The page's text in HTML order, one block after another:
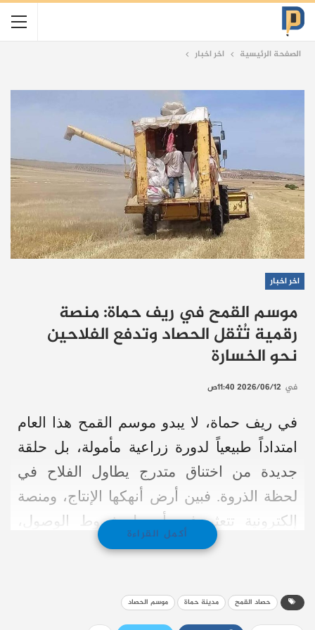
الصفحة الرئيسية اخر اخبار
اخر اخبار
موسم القمح في ريف حماة: منصة
رقمية تُثقل الحصاد وتدفع الفلاحين
نحو الخسارة
في 2026/06/12 11:40ص
في ريف حماة، لا يبدو موسم القمح هذا العام
امتداداً طبيعياً لدورة زراعية مأمولة، بل حلقة
جديدة من اختناق متدرج يطاول الفلاح في
لحظة الذروة. فبين أرض أنهكها الإنتاج، ومنصة
إلكترونية تتعثر في أبسط شروط الوصول،
تتشكل معادلة قاسية تجعل من الحصاد بداية
منصة التسويق: تقنية تعيد إنتاج العجز
أكمل القراءة
حصاد القمح مدينة حماة موسم الحصاد